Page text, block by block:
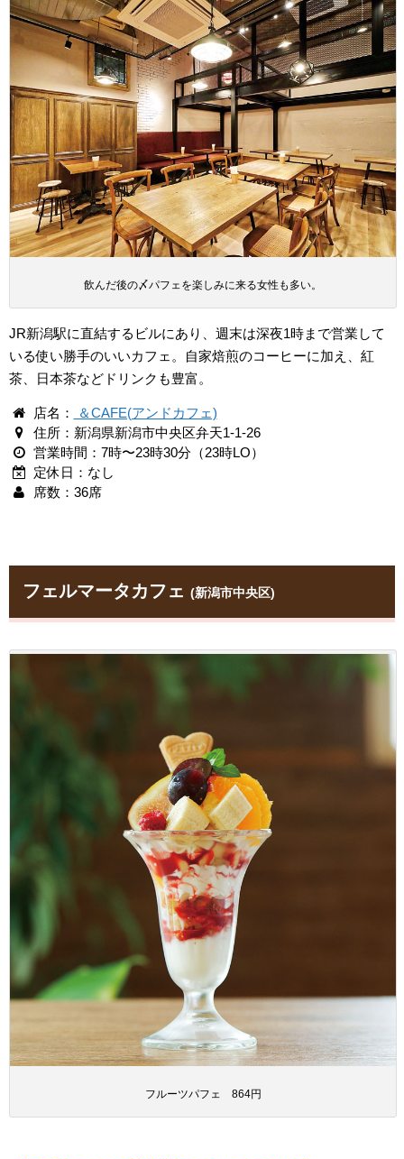
飲んだ後の〆パフェを楽しみに来る女性も多い。
JR新潟駅に直結するビルにあり、週末は深夜1時まで営業して
いる使い勝手のいいカフェ。自家焙煎のコーヒーに加え、紅
茶、日本茶などドリンクも豊富。
店名：
＆CAFE(アンドカフェ)
住所：新潟県新潟市中央区弁天1-1-26
営業時間：7時〜23時30分（23時LO）
定休日：なし
席数：36席
フェルマータカフェ (新潟市中央区)
フルーツパフェ 864円